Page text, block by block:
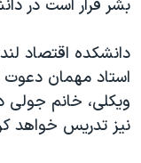
گالری عکس
آرشیو پخش زنده
اعتراضات زن،
مجموعه مستندهای
تریبونال مردمی آبان ۹۸
دادگاه حمید نوری
بشر قرار است در
دانشکده اقتصاد
استاد مهمان دعوت
ویکلی، خانم جولی
نیز تدریس خواهد